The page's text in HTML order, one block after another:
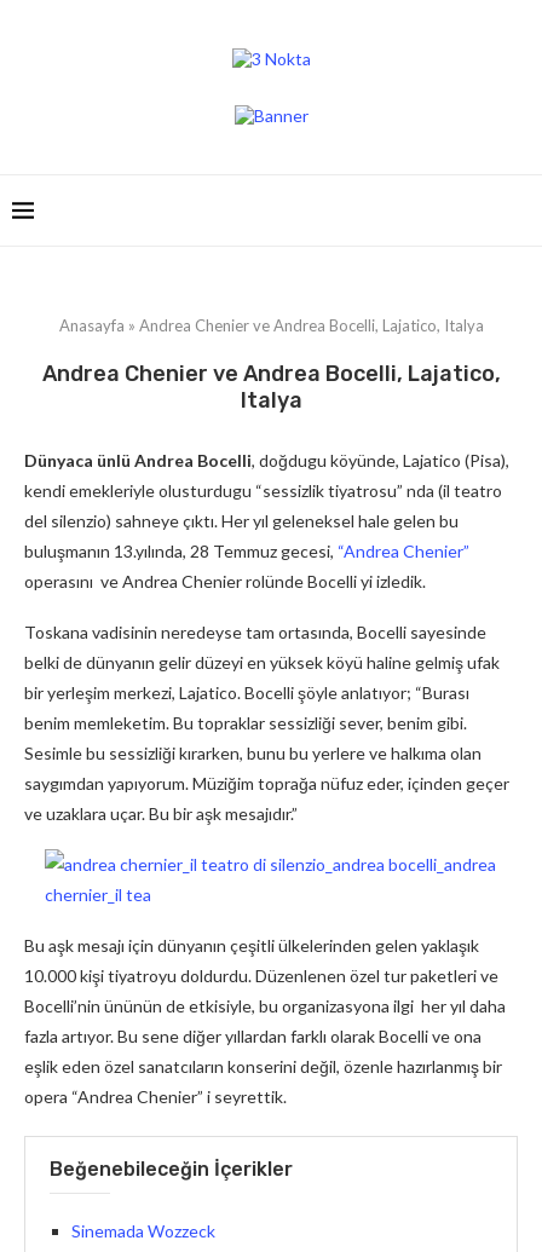
Anasayfa » Andrea Chenier ve Andrea Bocelli, Lajatico, Italya
Andrea Chenier ve Andrea Bocelli, Lajatico,
Italya
Dünyaca ünlü Andrea Bocelli, doğdugu köyünde, Lajatico (Pisa),
kendi emekleriyle olusturdugu “sessizlik tiyatrosu” nda (il teatro
del silenzio) sahneye çıktı. Her yıl geleneksel hale gelen bu
buluşmanın 13.yılında, 28 Temmuz gecesi, “Andrea Chenier”
operasını ve Andrea Chenier rolünde Bocelli yi izledik.
Toskana vadisinin neredeyse tam ortasında, Bocelli sayesinde
belki de dünyanın gelir düzeyi en yüksek köyü haline gelmiş ufak
bir yerleşim merkezi, Lajatico. Bocelli şöyle anlatıyor; “Burası
benim memleketim. Bu topraklar sessizliği sever, benim gibi.
Sesimle bu sessizliği kırarken, bunu bu yerlere ve halkıma olan
saygımdan yapıyorum. Müziğim toprağa nüfuz eder, içinden geçer
ve uzaklara uçar. Bu bir aşk mesajıdır.”
Bu aşk mesajı için dünyanın çeşitli ülkelerinden gelen yaklaşık
10.000 kişi tiyatroyu doldurdu. Düzenlenen özel tur paketleri ve
Bocelli’nin ününün de etkisiyle, bu organizasyona ilgi her yıl daha
fazla artıyor. Bu sene diğer yıllardan farklı olarak Bocelli ve ona
eşlik eden özel sanatcıların konserini değil, özenle hazırlanmış bir
opera “Andrea Chenier” i seyrettik.
Beğenebileceğin İçerikler
Sinemada Wozzeck